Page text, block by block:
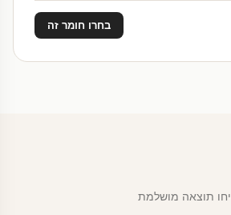
בחרו חומר זה
תוצאה מושלמת